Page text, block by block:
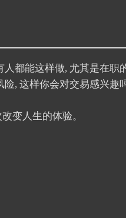
都能这样做, 尤其是在职
, 这样你会对交易感兴趣
变人生的体验。